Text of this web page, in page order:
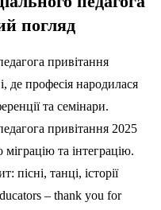
погляд
привітання
де професія народилася
та семінари.
привітання 2025
та інтеграцію.
пісні, танці, історії
– thank you for